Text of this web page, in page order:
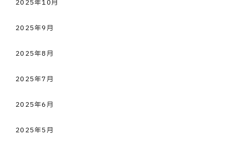
2025年10月
2025年9月
2025年8月
2025年7月
2025年6月
2025年5月